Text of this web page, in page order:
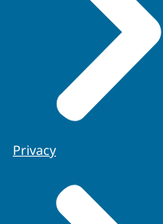
Privacy